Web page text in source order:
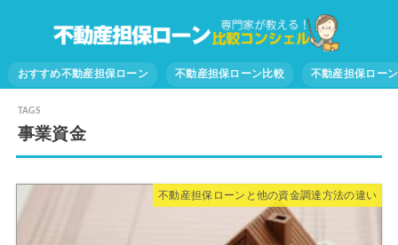
おすすめ不動産担保ローン 不動産担保ローン比較 不動産担保ロー
事業資金
不動産担保ローンと他の資金調達方法の違い